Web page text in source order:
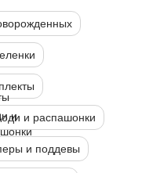
и распашонки
и поддевы